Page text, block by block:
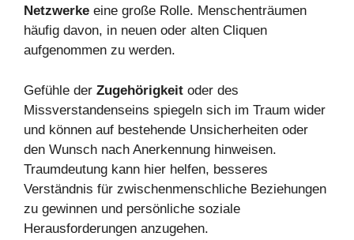
Netzwerke eine große Rolle. Menschenträumen
häufig davon, in neuen oder alten Cliquen
aufgenommen zu werden.
Gefühle der Zugehörigkeit oder des
Missverstandenseins spiegeln sich im Traum wider
und können auf bestehende Unsicherheiten oder
den Wunsch nach Anerkennung hinweisen.
Traumdeutung kann hier helfen, besseres
Verständnis für zwischenmenschliche Beziehungen
zu gewinnen und persönliche soziale
Herausforderungen anzugehen.